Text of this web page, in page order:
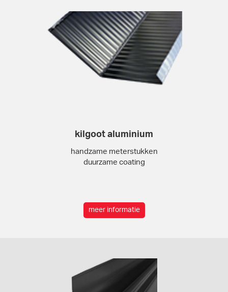
kilgoot aluminium
handzame meterstukken
duurzame coating
meer informatie